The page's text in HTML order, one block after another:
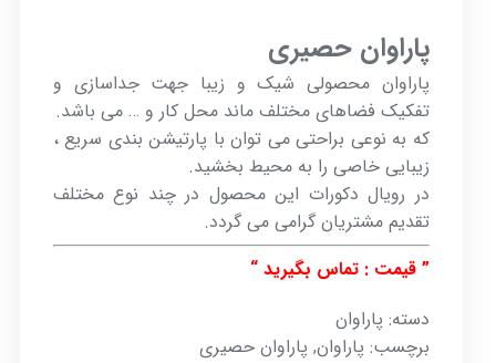
پاراوان حصیری
پاراوان محصولی شیک و زیبا جهت جداسازی و
تفکیک فضاهای مختلف ماند محل کار و … می باشد.
که به نوعی براحتی می توان با پارتیشن بندی سریع ،
زیبایی خاصی را به محیط بخشید.
در رویال دکورات این محصول در چند نوع مختلف
تقدیم مشتریان گرامی می گردد.
” قیمت : تماس بگیرید “
دسته: پاراوان
برچسب: پاراوان, پاراوان حصیری